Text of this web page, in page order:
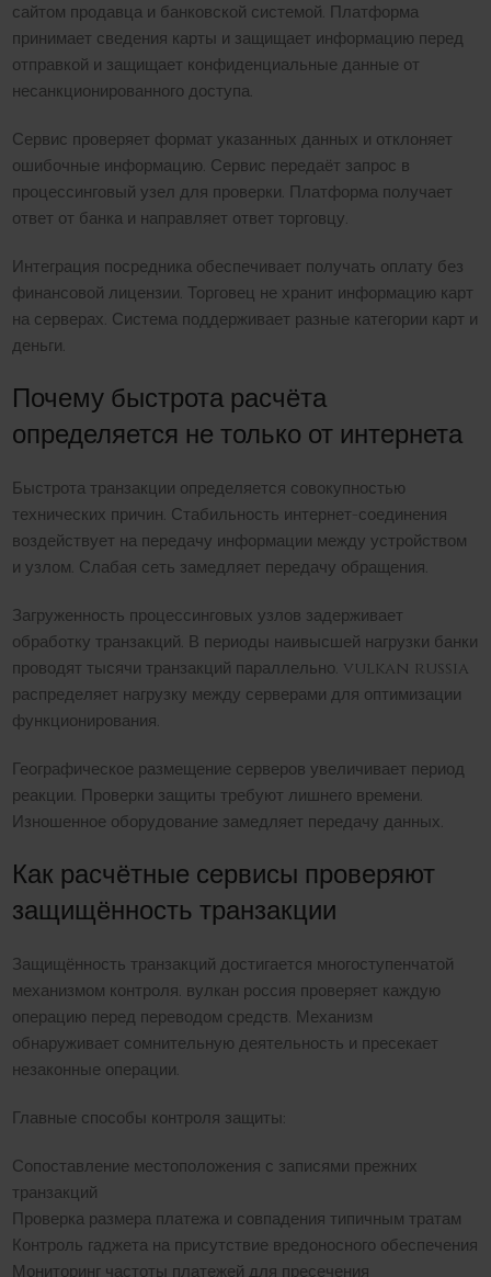
сайтом продавца и банковской системой. Платформа
принимает сведения карты и защищает информацию перед
отправкой и защищает конфиденциальные данные от
несанкционированного доступа.
Сервис проверяет формат указанных данных и отклоняет
ошибочные информацию. Сервис передаёт запрос в
процессинговый узел для проверки. Платформа получает
ответ от банка и направляет ответ торговцу.
Интеграция посредника обеспечивает получать оплату без
финансовой лицензии. Торговец не хранит информацию карт
на серверах. Система поддерживает разные категории карт и
деньги.
Почему быстрота расчёта
определяется не только от интернета
Быстрота транзакции определяется совокупностью
технических причин. Стабильность интернет-соединения
воздействует на передачу информации между устройством
и узлом. Слабая сеть замедляет передачу обращения.
Загруженность процессинговых узлов задерживает
обработку транзакций. В периоды наивысшей нагрузки банки
проводят тысячи транзакций параллельно. vulkan russia
распределяет нагрузку между серверами для оптимизации
функционирования.
Географическое размещение серверов увеличивает период
реакции. Проверки защиты требуют лишнего времени.
Изношенное оборудование замедляет передачу данных.
Как расчётные сервисы проверяют
защищённость транзакции
Защищённость транзакций достигается многоступенчатой
механизмом контроля. вулкан россия проверяет каждую
операцию перед переводом средств. Механизм
обнаруживает сомнительную деятельность и пресекает
незаконные операции.
Главные способы контроля защиты:
Сопоставление местоположения с записями прежних
транзакций
Проверка размера платежа и совпадения типичным тратам
Контроль гаджета на присутствие вредоносного обеспечения
Мониторинг частоты платежей для пресечения